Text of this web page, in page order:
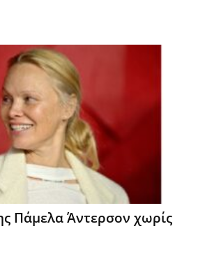
Πάμελα Άντερσον χωρίς